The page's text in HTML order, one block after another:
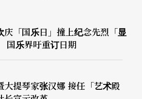
庆「国乐日」撞上纪念先烈「显
国乐界吁重订日期
大提琴家张汉娜 接任「艺术殿